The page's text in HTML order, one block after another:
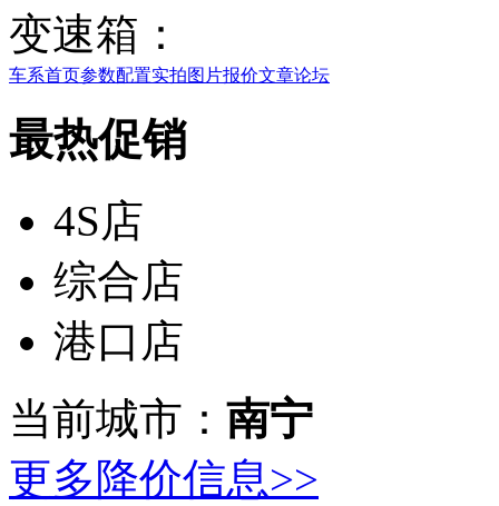
变速箱：
车系首页参数配置实拍图片报价文章论坛
最热促销
4S店
综合店
港口店
当前城市： 南宁
更多降价信息>>